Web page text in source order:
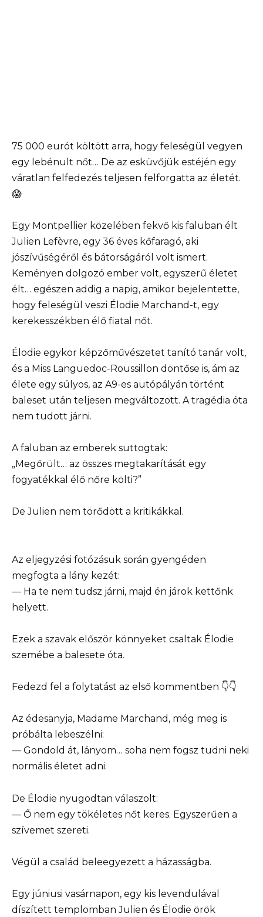
75 000 eurót költött arra, hogy feleségül vegyen
egy lebénult nőt… De az esküvőjük estéjén egy
váratlan felfedezés teljesen felforgatta az életét.
😱
Egy Montpellier közelében fekvő kis faluban élt
Julien Lefèvre, egy 36 éves kőfaragó, aki
jószívűségéről és bátorságáról volt ismert.
Keményen dolgozó ember volt, egyszerű életet
élt… egészen addig a napig, amikor bejelentette,
hogy feleségül veszi Élodie Marchand-t, egy
kerekesszékben élő fiatal nőt.
Élodie egykor képzőművészetet tanító tanár volt,
és a Miss Languedoc-Roussillon döntőse is, ám az
élete egy súlyos, az A9-es autópályán történt
baleset után teljesen megváltozott. A tragédia óta
nem tudott járni.
A faluban az emberek suttogtak:
„Megőrült… az összes megtakarítását egy
fogyatékkal élő nőre költi?”
De Julien nem törődött a kritikákkal.
Az eljegyzési fotózásuk során gyengéden
megfogta a lány kezét:
— Ha te nem tudsz járni, majd én járok kettőnk
helyett.
Ezek a szavak először könnyeket csaltak Élodie
szemébe a balesete óta.
Fedezd fel a folytatást az első kommentben 👇👇
Az édesanyja, Madame Marchand, még meg is
próbálta lebeszélni:
— Gondold át, lányom… soha nem fogsz tudni neki
normális életet adni.
De Élodie nyugodtan válaszolt:
— Ő nem egy tökéletes nőt keres. Egyszerűen a
szívemet szereti.
Végül a család beleegyezett a házasságba.
Egy júniusi vasárnapon, egy kis levendulával
díszített templomban Julien és Élodie örök